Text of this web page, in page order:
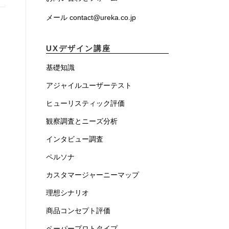
メール contact@ureka.co.jp
UXデザイン講座
基礎知識
アジャイルユーザーテスト
ヒューリスティック評価
観察調査とニーズ分析
インタビュー調査
ペルソナ
カスタマージャーニーマップ
理想シナリオ
商品コンセプト評価